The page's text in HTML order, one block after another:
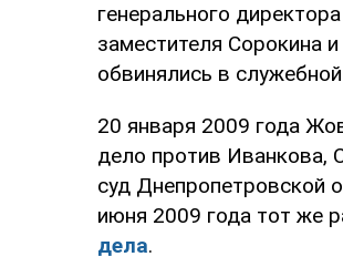
генерального
заместителя Сорокина
обвинялись в
20 января 2009 года
дело против Иванкова,
суд Днепропетровской
июня 2009 года тот же
дела.